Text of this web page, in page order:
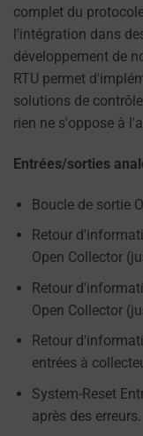
complet du
l'intégration dans
développement de
RTU permet
solutions de
rien ne s'oppose à
Entrées/sorties
Boucle de sortie
Retour
Open Collector
Retour
Open Collector
Retour
entrées à
System-Reset
après des erreurs.
politique
de
confidentialité
du
site
Ce
décrit
les
types
cookies
utilisés,
les
données
collectées